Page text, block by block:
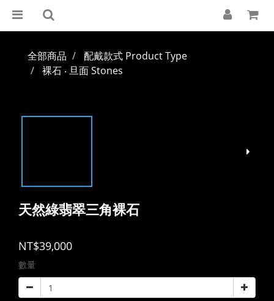
全部商品
配戴款式 Product Type
裸石 ‧ 旦面 Stones
天然綠翡翠三角裸石
NT$39,000
數量